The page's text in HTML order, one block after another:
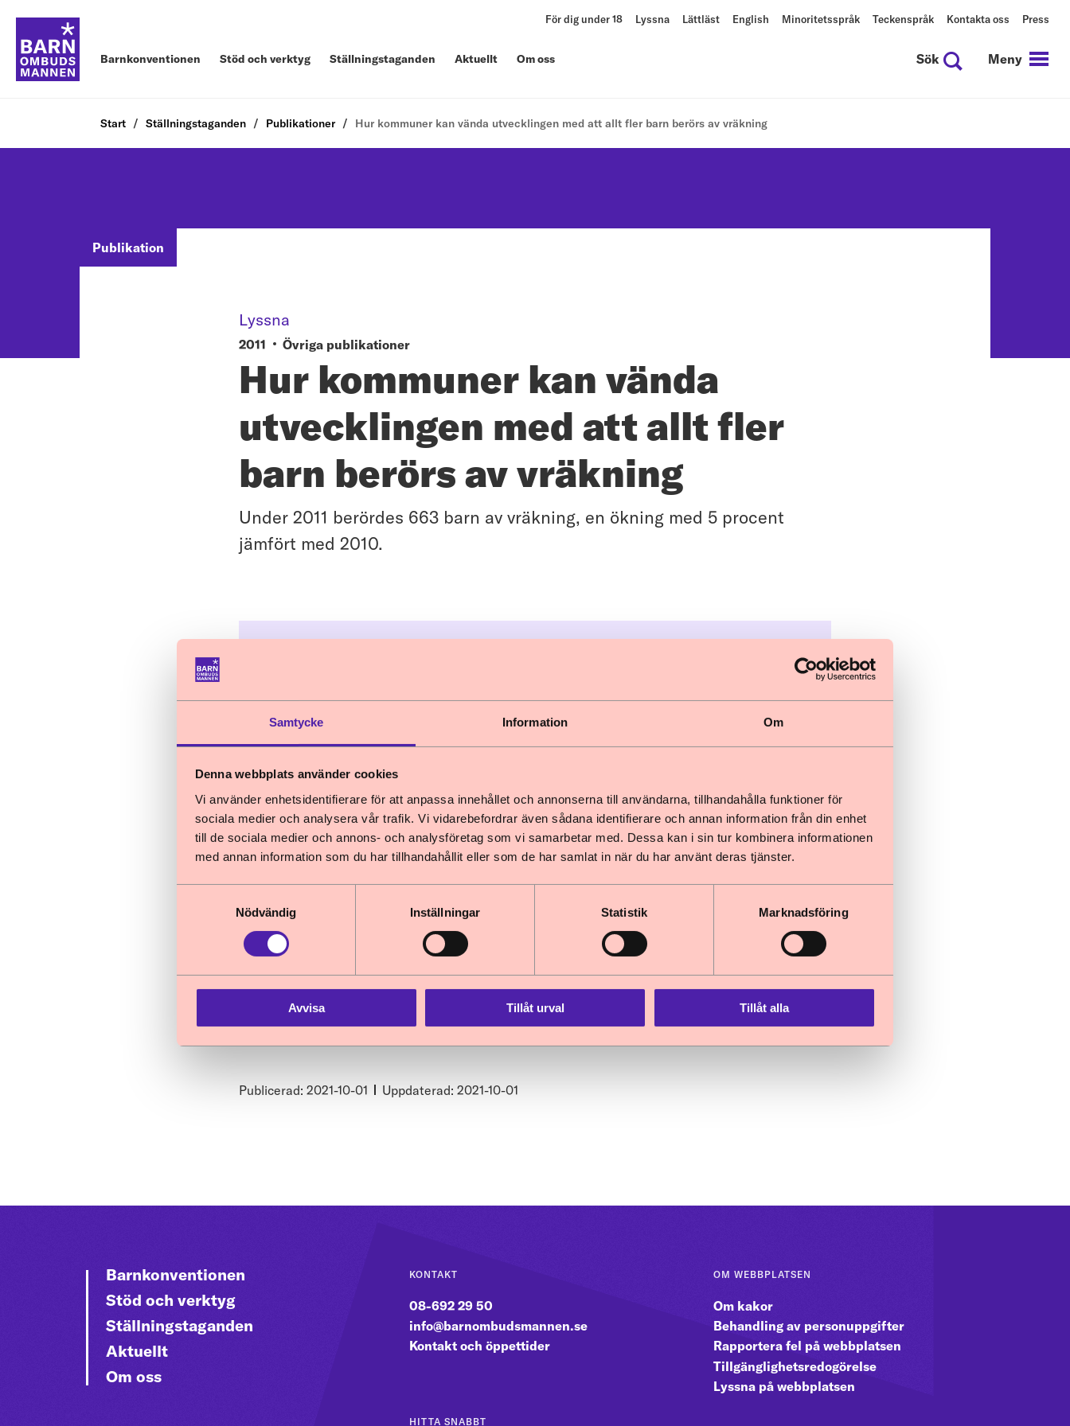
Samtycke Information Om
Denna webbplats använder cookies
Vi använder enhetsidentifierare för att anpassa innehållet och annonserna till användarna, tillhandahålla funktioner för
sociala medier och analysera vår trafik. Vi vidarebefordrar även sådana identifierare och annan information från din enhet
till de sociala medier och annons- och analysföretag som vi samarbetar med. Dessa kan i sin tur kombinera informationen
med annan information som du har tillhandahållit eller som de har samlat in när du har använt deras tjänster.
Nödvändig
Inställningar Statistik Marknadsföring
Avvisa Tillåt urval Tillåt alla
För dig under 18 Lyssna Lättläst English Minoritetsspråk Teckenspråk Kontakta oss Press
Barnkonventionen Stöd och verktyg Ställningstaganden Aktuellt Om oss Sök Meny
Start Ställningstaganden Publikationer Hur kommuner kan vända utvecklingen med att allt fler barn berörs av vräkning
Publikation
Lyssna
2011 Övriga publikationer
Hur kommuner kan vända
utvecklingen med att allt fler
barn berörs av vräkning
Under 2011 berördes 663 barn av vräkning, en ökning med 5 procent
jämfört med 2010.
med att allt fler barn berörs av vräkning
Lyssna
Ladda ner (224,6 KB, PDF)
Om publikationen
hade en dialog med nio kommuner i höstas för att diskutera hur utvecklingen ska
vändas. Resultatet blev flera konkreta förslag.
Publicerad: 2021-10-01 Uppdaterad: 2021-10-01
Barnkonventionen
Stöd och verktyg
Ställningstaganden
Aktuellt
Om oss
KONTAKT
08-692 29 50
info@barnombudsmannen.se
Kontakt och öppettider
HITTA SNABBT
OM WEBBPLATSEN
Om kakor
Behandling av personuppgifter
Rapportera fel på webbplatsen
Tillgänglighetsredogörelse
Lyssna på webbplatsen